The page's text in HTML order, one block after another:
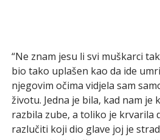
“Ne znam jesu li svi muškarci
bio tako uplašen kao da ide
njegovim očima vidjela sam
životu. Jedna je bila, kad nam je
razbila zube, a toliko je krvarila
razlučiti koji dio glave joj je